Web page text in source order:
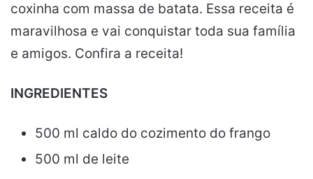
coxinha com massa de batata. Essa receita é
maravilhosa e vai conquistar toda sua família
e amigos. Confira a receita!
INGREDIENTES
500 ml caldo do cozimento do frango
500 ml de leite